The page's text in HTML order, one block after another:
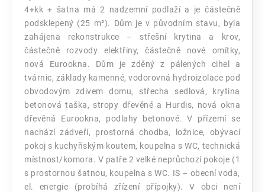
4+kk + šatna má 2 nadzemní podlaží a je částečně
podsklepený (25 m²). Dům je v původním stavu, byla
zahájena rekonstrukce – střešní krytina a krov,
částečně rozvody elektřiny, částečně nové omítky,
nová Eurookna. Dům je zděný z pálených cihel a
tvárnic, základy kamenné, vodorovná hydroizolace pod
obvodovým zdivem domu, střecha sedlová, krytina
betonová taška, stropy dřevěné a Hurdis, nová okna
dřevěná Eurookna, podlahy betonové. V přízemí se
nachází zádveří, prostorná chodba, ložnice, obývací
pokoj s kuchyňským koutem, koupelna s WC, technická
místnost/komora. V patře 2 velké neprůchozí pokoje (1
s prostornou šatnou, koupelna s WC. IS – obecní voda,
el. energie (probíhá zřízení přípojky). V obci není